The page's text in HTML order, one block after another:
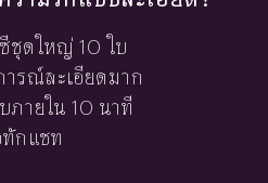
ชุดใหญ่ 10 ใบ
รณ์ละเอียดมาก
ายใน 10 นาที
ทักแชท